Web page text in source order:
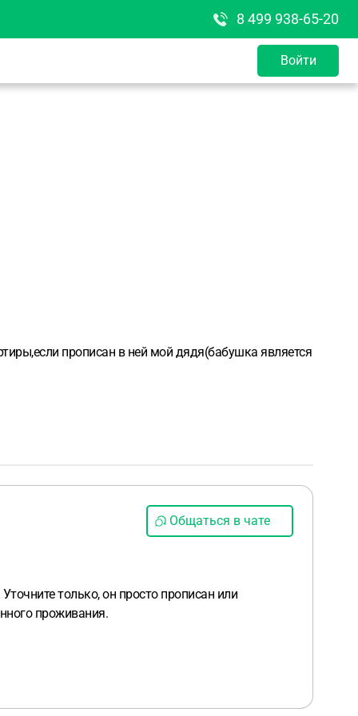
8 499 938-65-20
Войти
прописан в ней мой дядя(бабушка является
Общаться в чате
только, он просто прописан или
проживания.